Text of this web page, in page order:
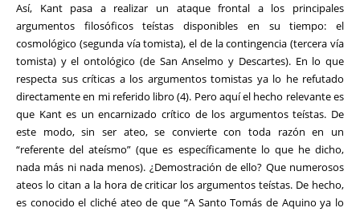
Así, Kant pasa a realizar un ataque frontal a los principales
argumentos filosóficos teístas disponibles en su tiempo: el
cosmológico (segunda vía tomista), el de la contingencia (tercera vía
tomista) y el ontológico (de San Anselmo y Descartes). En lo que
respecta sus críticas a los argumentos tomistas ya lo he refutado
directamente en mi referido libro (4). Pero aquí el hecho relevante es
que Kant es un encarnizado crítico de los argumentos teístas. De
este modo, sin ser ateo, se convierte con toda razón en un
“referente del ateísmo” (que es específicamente lo que he dicho,
nada más ni nada menos). ¿Demostración de ello? Que numerosos
ateos lo citan a la hora de criticar los argumentos teístas. De hecho,
es conocido el cliché ateo de que “A Santo Tomás de Aquino ya lo